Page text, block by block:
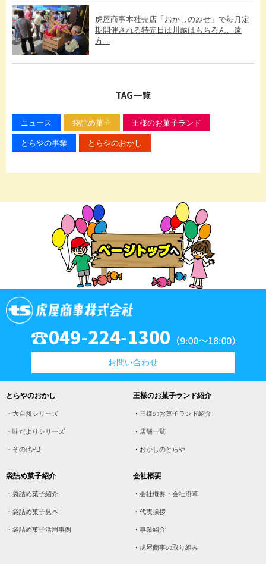
虎屋商事本社売店「おかしのみせ」で毎月定
期開催される特売日は川越はもちろん、遠
方...
TAG一覧
ニュース 袋詰め菓子 王様のお菓子ランド
とらやの事業 とらやのおかし
お問い合わせ
とらやのおかし
大自然シリーズ
味だよりシリーズ
その他PB
王様のお菓子ランド紹介
王様のお菓子ランド紹介
店舗一覧
おかしのとらや
袋詰め菓子紹介
袋詰め菓子紹介
袋詰め菓子見本
袋詰め菓子活用事例
会社概要
会社概要・会社沿革
代表挨拶
事業紹介
虎屋商事の取り組み